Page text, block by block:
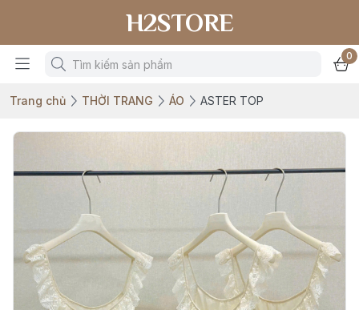
H2STORE
0
Trang chủ THỜI TRANG ÁO ASTER TOP